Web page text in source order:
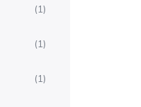
(1)
(1)
(1)